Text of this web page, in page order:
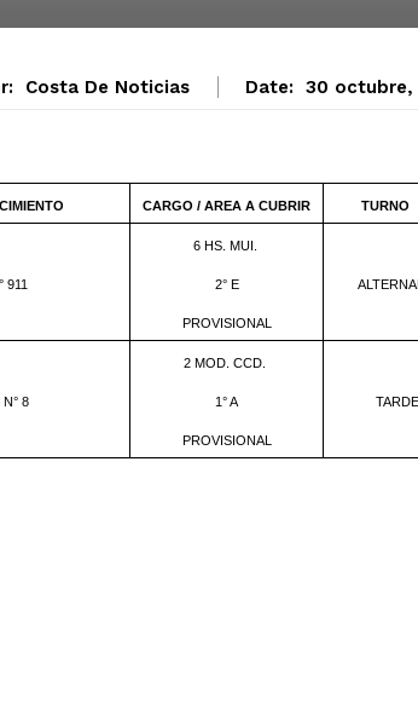
Costa De Noticias Date: 30 octubre,
CARGO / AREA A CUBRIR TURNO
911
6 HS. MUI.
2° E
PROVISIONAL
N° 8
2 MOD. CCD.
1° A
PROVISIONAL
TARDE